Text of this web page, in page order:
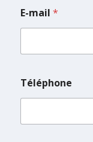
E-mail *
Téléphone